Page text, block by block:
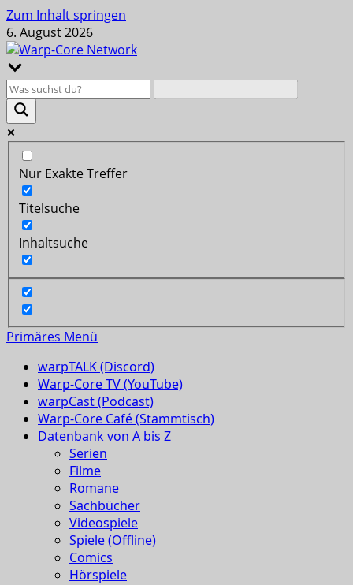
Zum Inhalt springen
6. August 2026
Nur Exakte Treffer
Titelsuche
Inhaltsuche
Primäres Menü
warpTALK (Discord)
Warp-Core TV (YouTube)
warpCast (Podcast)
Warp-Core Café (Stammtisch)
Datenbank von A bis Z
Serien
Filme
Romane
Sachbücher
Videospiele
Spiele (Offline)
Comics
Hörspiele